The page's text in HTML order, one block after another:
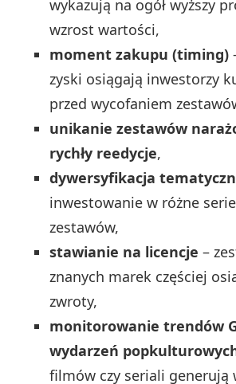
wykazują na ogół wyższy
wzrost wartości,
moment zakupu (timing)
zyski osiągają inwestorzy
przed wycofaniem
unikanie zestawów
rychły reedycje,
dywersyfikacja
inwestowanie w różne
zestawów,
stawianie na licencje –
znanych marek częściej
zwroty,
monitorowanie trendów
wydarzeń
filmów czy seriali generują